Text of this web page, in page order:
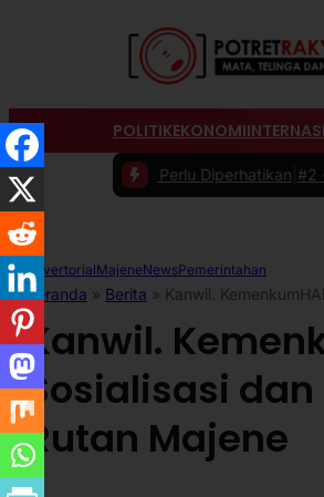
POLITIKEKONOMI
Perlu Diperhatikan |#2 - Panduan
AdvertorialMajeneNewsPemerintahan
Beranda » Berita » Kanwil.
Kanwil.
Sosialisasi dan
Rutan Majene